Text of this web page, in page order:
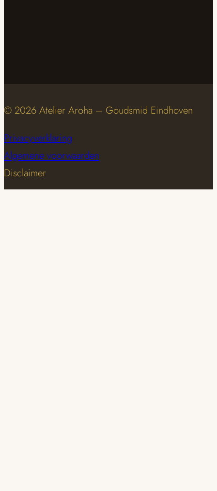
© 2026 Atelier Aroha – Goudsmid Eindhoven
Privacyverklaring
Algemene voorwaarden
Disclaimer